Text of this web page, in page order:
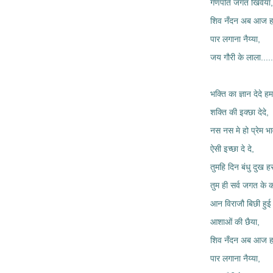
गणपति जगत खिवैया,
शिव नँदन अब आज
पार लगाना नैय्या,
जय गौरी के लाला......
भक्ति का ज्ञान देदे
शक्ति की इक्छा देदे,
नस नस मे हो प्रेम
ऐसी इच्छा दे दे,
तुमहि दिन बंधु दुख
तुम ही सर्व जगत के
आन विराजौ बिछी हुई
आशाओं की छैया,
शिव नँदन अब आज
पार लगाना नैय्या,